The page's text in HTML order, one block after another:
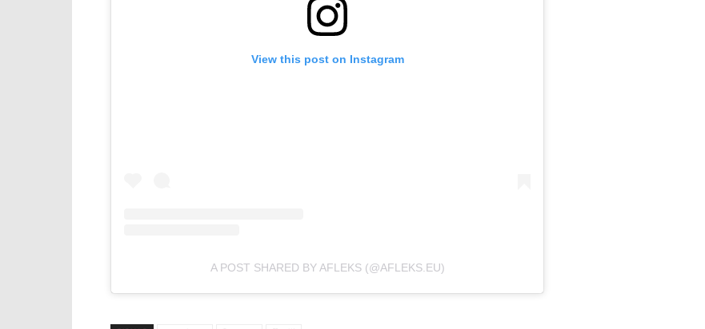
View this post on Instagram
A POST SHARED BY AFLEKS (@AFLEKS.EU)